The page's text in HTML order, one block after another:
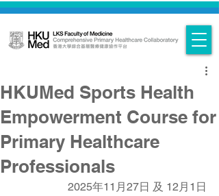
HKUMed Sports Health
Empowerment Course for
Primary Healthcare
Professionals
2025年11月27日 及 12月1日